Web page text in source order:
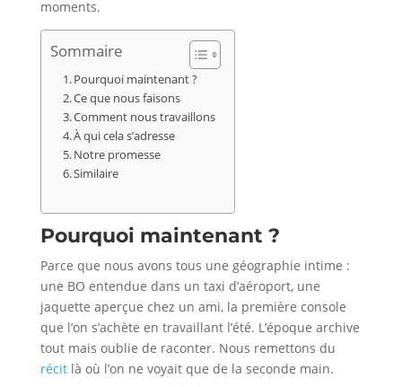
moments.
Sommaire
Pourquoi maintenant ?
Ce que nous faisons
Comment nous travaillons
À qui cela s’adresse
Notre promesse
Similaire
Pourquoi maintenant ?
Parce que nous avons tous une géographie intime :
une BO entendue dans un taxi d’aéroport, une
jaquette aperçue chez un ami, la première console
que l’on s’achète en travaillant l’été. L’époque archive
tout mais oublie de raconter. Nous remettons du
récitlà où l’on ne voyait que de la seconde main.